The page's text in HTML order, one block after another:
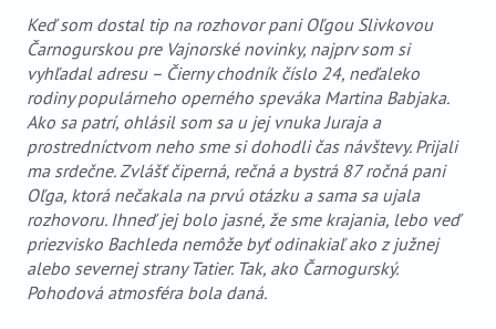
Keď som dostal tip na rozhovor pani Oľgou Slivkovou
Čarnogurskou pre Vajnorské novinky, najprv som si
vyhľadal adresu – Čierny chodník číslo 24, neďaleko
rodiny populárneho operného speváka Martina Babjaka.
Ako sa patrí, ohlásil som sa u jej vnuka Juraja a
prostredníctvom neho sme si dohodli čas návštevy. Prijali
ma srdečne. Zvlášť čiperná, rečná a bystrá 87 ročná pani
Oľga, ktorá nečakala na prvú otázku a sama sa ujala
rozhovoru. Ihneď jej bolo jasné, že sme krajania, lebo veď
priezvisko Bachleda nemôže byť odinakiaľ ako z južnej
alebo severnej strany Tatier. Tak, ako Čarnogurský.
Pohodová atmosféra bola daná.